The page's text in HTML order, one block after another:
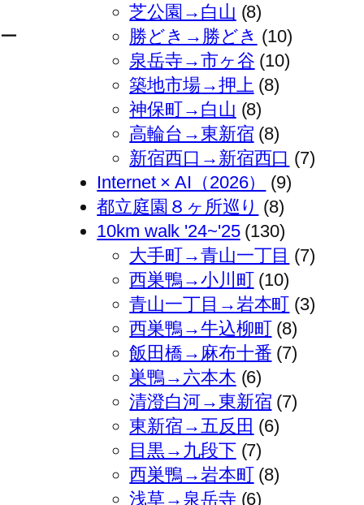
芝公園→白山 (8)
勝どき→勝どき (10)
泉岳寺→市ヶ谷 (10)
築地市場→押上 (8)
神保町→白山 (8)
高輪台→東新宿 (8)
新宿西口→新宿西口 (7)
Internet × AI（2026）
(9)
都立庭園８ヶ所巡り (8)
10km walk '24~'25(130)
大手町→青山一丁目 (7)
西巣鴨→小川町(10)
青山一丁目→岩本町 (3)
西巣鴨→牛込柳町(8)
飯田橋→麻布十番 (7)
巣鴨→六本木 (6)
清澄白河→東新宿 (7)
東新宿→五反田 (6)
目黒→九段下 (7)
西巣鴨→岩本町(8)
浅草→泉岳寺 (6)